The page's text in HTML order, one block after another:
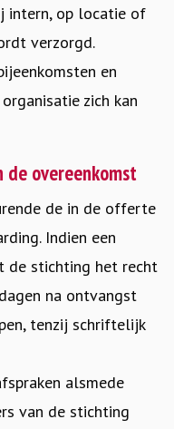
intern, op locatie of
verzorgd.
en
zich kan
overeenkomst
de in de offerte
Indien een
de stichting het recht
na ontvangst
tenzij schriftelijk
alsmede
van de stichting